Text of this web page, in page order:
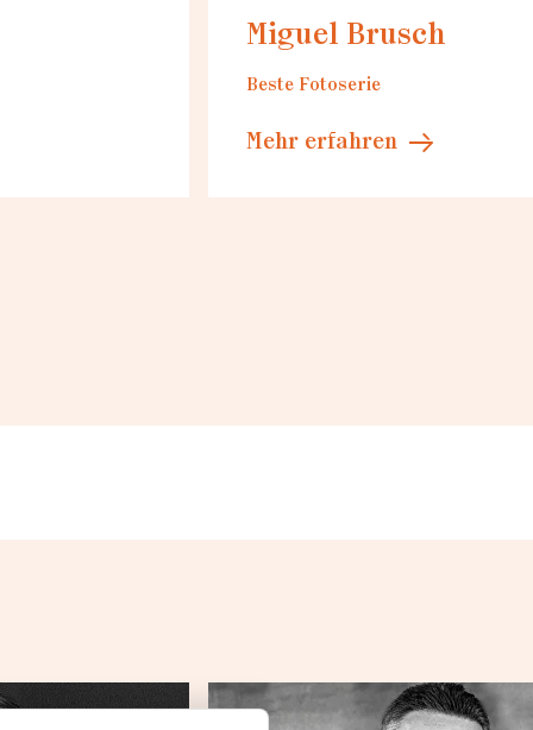
Miguel Brusch
Beste Fotoserie
Mehr erfahren